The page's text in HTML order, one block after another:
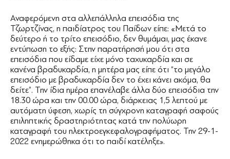
Αναφερόμενη στα αλλεπάλληλα επεισόδια της
Τζωρτζίνας, η παιδίατρος του Παίδων είπε: «Μετά το
δεύτερο ή το τρίτο επεισόδιο, δεν θυμάμαι, μας έκανε
εντύπωση το εξής: Στην παρατήρησή μου ότι στα
επεισόδια που είδαμε είχε μόνο ταχυκαρδία και σε
κανένα βραδυκαρδία, η μητέρα μας είπε ότι “το μεγάλο
επεισόδιο με βραδυκαρδία δεν το έχει κάνει ακόμα, θα
δείτε”. Την ίδια ημέρα επανέλαβε άλλα δύο επεισόδια την
18.30 ώρα και την 00.00 ώρα, διάρκειας 1,5 λεπτού με
αυτόματη ύφεση, χωρίς τη σύγχρονη καταγραφή σαφούς
επιληπτικής δραστηριότητας κατά την πολύωρη
καταγραφή του ηλεκτροεγκεφαλογραφήματος. Την 29-1-
2022 ενημερώθηκα ότι το παιδί κατέληξε».